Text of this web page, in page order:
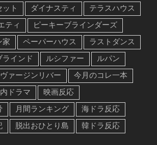
ト
ダイナスティ
テラスハウス
ティ
ピーキーブラインダーズ
家
ペーパーハウス
ラストダンス
インド
ルシファー
ルパン
ヴァージンリバー
今月のコレ一本
ドラマ
映画反応
月間ランキング
海ドラ反応
脱出おひとり島
韓ドラ反応